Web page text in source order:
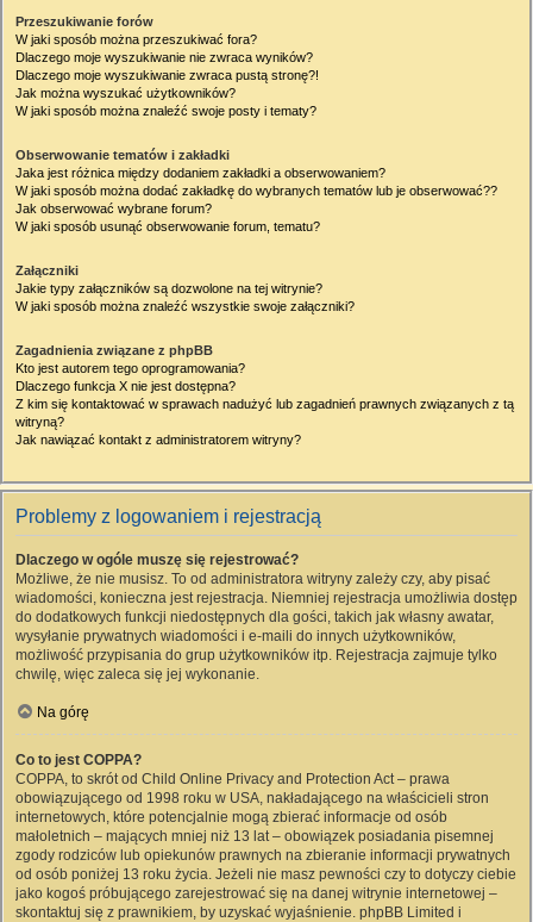
Przeszukiwanie forów
W jaki sposób można przeszukiwać fora?
Dlaczego moje wyszukiwanie nie zwraca wyników?
Dlaczego moje wyszukiwanie zwraca pustą stronę?!
Jak można wyszukać użytkowników?
W jaki sposób można znaleźć swoje posty i tematy?
Obserwowanie tematów i zakładki
Jaka jest różnica między dodaniem zakładki a obserwowaniem?
W jaki sposób można dodać zakładkę do wybranych tematów lub je obserwować??
Jak obserwować wybrane forum?
W jaki sposób usunąć obserwowanie forum, tematu?
Załączniki
Jakie typy załączników są dozwolone na tej witrynie?
W jaki sposób można znaleźć wszystkie swoje załączniki?
Zagadnienia związane z phpBB
Kto jest autorem tego oprogramowania?
Dlaczego funkcja X nie jest dostępna?
Z kim się kontaktować w sprawach nadużyć lub zagadnień prawnych związanych z tą
witryną?
Jak nawiązać kontakt z administratorem witryny?
Problemy z logowaniem i rejestracją
Dlaczego w ogóle muszę się rejestrować?
Możliwe, że nie musisz. To od administratora witryny zależy czy, aby pisać
wiadomości, konieczna jest rejestracja. Niemniej rejestracja umożliwia dostęp
do dodatkowych funkcji niedostępnych dla gości, takich jak własny awatar,
wysyłanie prywatnych wiadomości i e-maili do innych użytkowników,
możliwość przypisania do grup użytkowników itp. Rejestracja zajmuje tylko
chwilę, więc zaleca się jej wykonanie.
Na górę
Co to jest COPPA?
COPPA, to skrót od Child Online Privacy and Protection Act – prawa
obowiązującego od 1998 roku w USA, nakładającego na właścicieli stron
internetowych, które potencjalnie mogą zbierać informacje od osób
małoletnich – mających mniej niż 13 lat – obowiązek posiadania pisemnej
zgody rodziców lub opiekunów prawnych na zbieranie informacji prywatnych
od osób poniżej 13 roku życia. Jeżeli nie masz pewności czy to dotyczy ciebie
jako kogoś próbującego zarejestrować się na danej witrynie internetowej –
skontaktuj się z prawnikiem, by uzyskać wyjaśnienie. phpBB Limited i